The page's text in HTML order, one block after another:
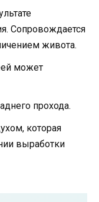
Сопровождается
живота.
может
прохода.
которая
выработки